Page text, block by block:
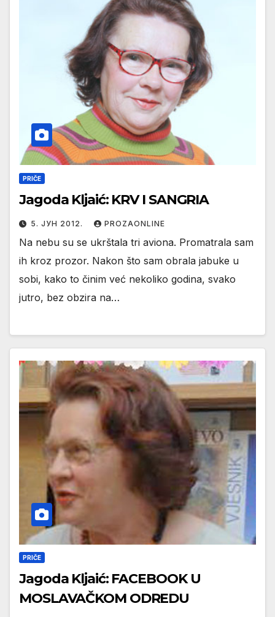
PRIČE
Jagoda Kljaić: KRV I SANGRIA
5. ЈУН 2012. PROZAONLINE
Na nebu su se ukrštala tri aviona. Promatrala sam
ih kroz prozor. Nakon što sam obrala jabuke u
sobi, kako to činim već nekoliko godina, svako
jutro, bez obzira na…
PRIČE
Jagoda Kljaić: FACEBOOK U
MOSLAVAČKOM ODREDU